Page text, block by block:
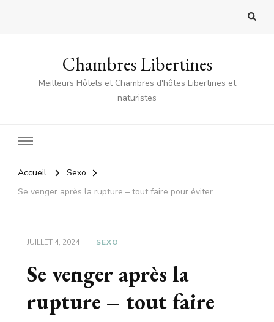
Chambres Libertines
Meilleurs Hôtels et Chambres d'hôtes Libertines et
naturistes
Accueil
Sexo
Se venger après la rupture – tout faire pour éviter
JUILLET 4, 2024 SEXO
Se venger après la
rupture – tout faire